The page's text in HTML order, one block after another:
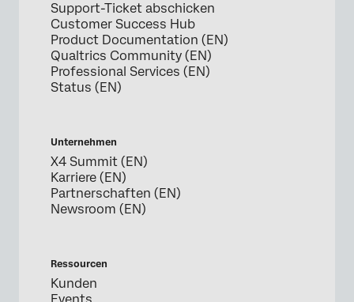
Support-Ticket abschicken
Customer Success Hub
Product Documentation (EN)
Qualtrics Community (EN)
Professional Services (EN)
Status (EN)
Unternehmen
X4 Summit (EN)
Karriere (EN)
Partnerschaften (EN)
Newsroom (EN)
Ressourcen
Kunden